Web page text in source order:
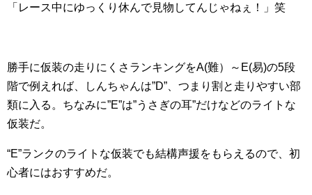
「レース中にゆっくり休んで見物してんじゃねぇ！」笑
勝手に仮装の走りにくさランキングをA(難）～E(易)の5段
階で例えれば、しんちゃんは”D”、つまり割と走りやすい部
類に入る。ちなみに”E”は”うさぎの耳”だけなどのライトな
仮装だ。
“E”ランクのライトな仮装でも結構声援をもらえるので、初
心者にはおすすめだ。